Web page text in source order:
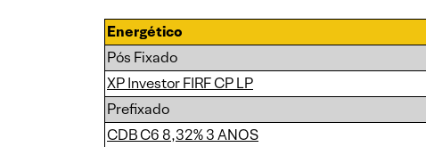
Energético
Pós Fixado
XP Investor FIRF CP LP
Prefixado
CDB C6 8,32% 3 ANOS